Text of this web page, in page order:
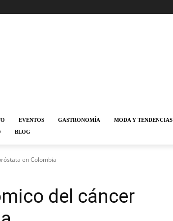
EVENTOS GASTRONOMÍA MODA Y TENDENCIAS
BLOG
en Colombia
del cáncer